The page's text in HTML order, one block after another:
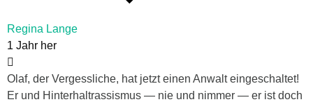
Regina Lange
1 Jahr her
Olaf, der Vergessliche, hat jetzt einen Anwalt eingeschaltet!
Er und Hinterhaltrassismus — nie und nimmer — er ist doch